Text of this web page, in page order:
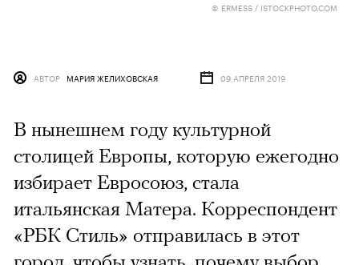
© ERMESS / ISTOCKPHOTO.COM
АВТОР МАРИЯ ЖЕЛИХОВСКАЯ 09 АПРЕЛЯ 2019
В нынешнем году культурной
столицей Европы, которую ежегодно
избирает Евросоюз, стала
итальянская Матера. Корреспондент
«РБК Стиль» отправилась в этот